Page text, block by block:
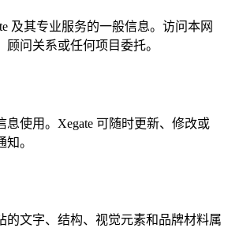
及其专业服务的一般信息。访问本网
问关系或任何项目委托。
息使用。Xegate 可随时更新、修改或
。
的文字、结构、视觉元素和品牌材料属